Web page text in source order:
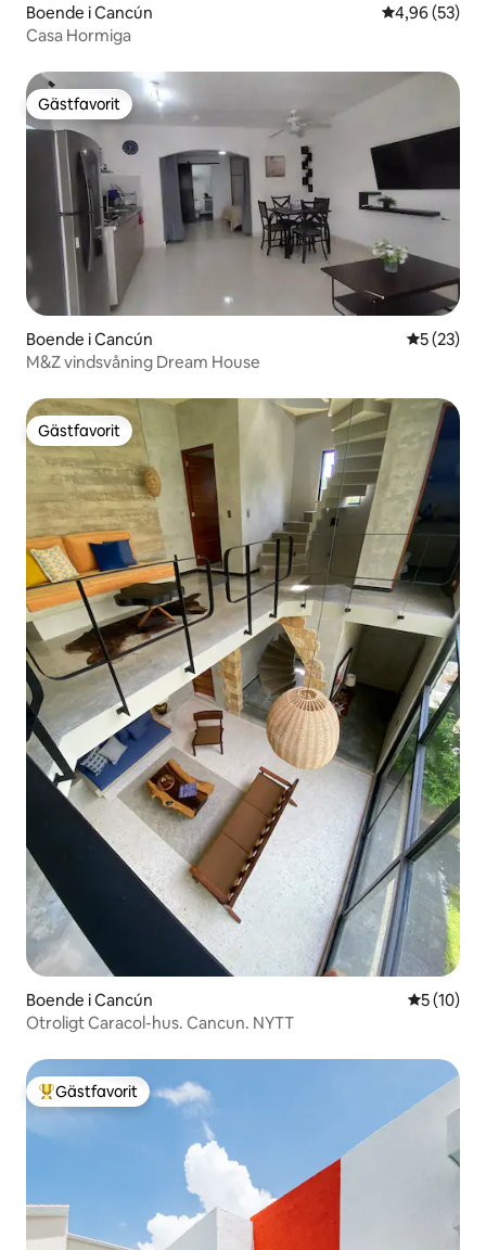
Boende i Cancún 4,96 av 5 i
4,96 (53)
Casa Hormiga
Gästfavorit
Gästfavorit
Boende i Cancún 5 av 5 i
5 (23)
M&Z vindsvåning Dream House
Gästfavorit
Gästfavorit
Boende i Cancún 5 av 5 i
5 (10)
Otroligt Caracol-hus. Cancun. NYTT
Populär gästfavorit
Gästfavorit